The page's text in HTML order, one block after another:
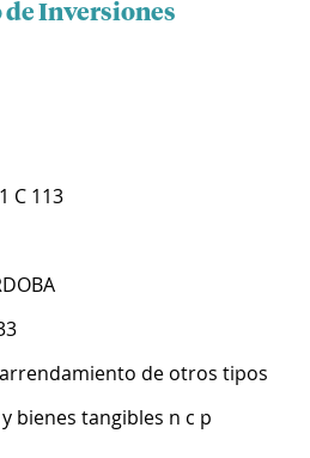
de Inversiones
C 113
de otros tipos
bienes tangibles n c p